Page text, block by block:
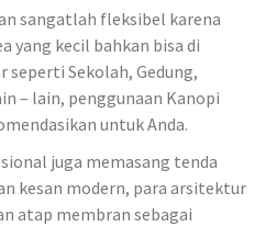
sangatlah fleksibel karena
yang kecil bahkan bisa di
seperti Sekolah, Gedung,
– lain, penggunaan Kanopi
untuk Anda.
juga memasang tenda
kesan modern, para arsitektur
atap membran sebagai